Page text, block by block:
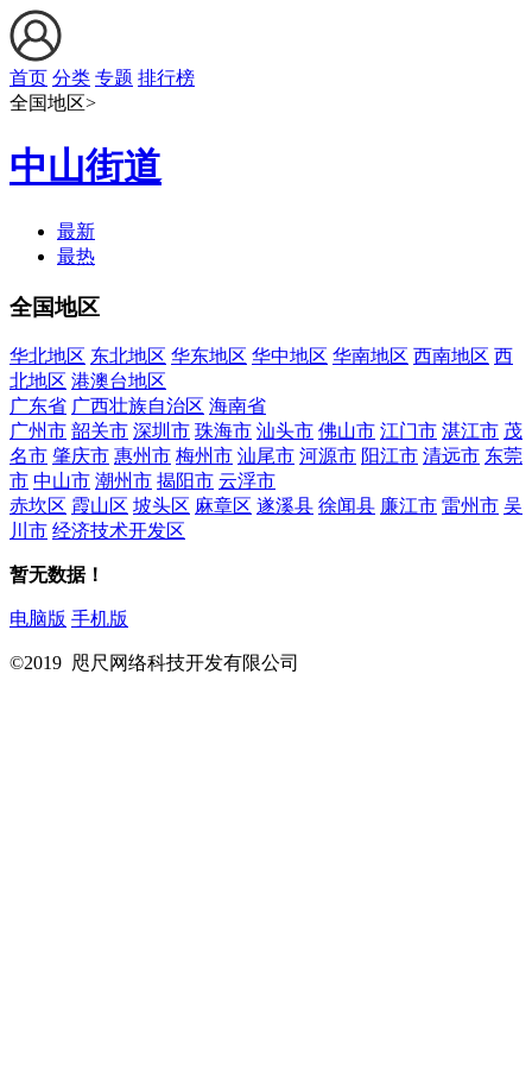
首页 分类 专题 排行榜
全国地区>
中山街道
最新
最热
全国地区
华北地区 东北地区 华东地区 华中地区 华南地区 西南地区 西
北地区 港澳台地区
广东省 广西壮族自治区 海南省
广州市 韶关市 深圳市 珠海市 汕头市 佛山市 江门市 湛江市 茂
名市 肇庆市 惠州市 梅州市 汕尾市 河源市 阳江市 清远市 东莞
市 中山市 潮州市 揭阳市 云浮市
赤坎区 霞山区 坡头区 麻章区 遂溪县 徐闻县 廉江市 雷州市 吴
川市 经济技术开发区
暂无数据！
电脑版 手机版
©2019 咫尺网络科技开发有限公司